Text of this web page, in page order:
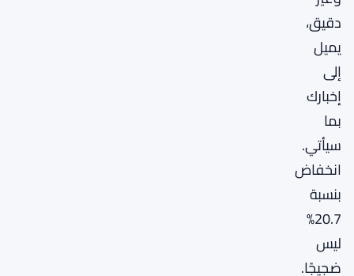
دقيق،
يميل
إلى
إخبارك
بما
سيأتي.
انخفاض
بنسبة
20.7%
ليس
ضجيجًا.